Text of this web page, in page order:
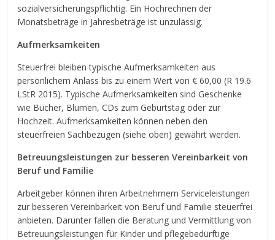
sozialversicherungspflichtig. Ein Hochrechnen der
Monatsbeträge in Jahresbeträge ist unzulässig.
Aufmerksamkeiten
Steuerfrei bleiben typische Aufmerksamkeiten aus
persönlichem Anlass bis zu einem Wert von € 60,00 (R 19.6
LStR 2015). Typische Aufmerksamkeiten sind Geschenke
wie Bücher, Blumen, CDs zum Geburtstag oder zur
Hochzeit. Aufmerksamkeiten können neben den
steuerfreien Sachbezügen (siehe oben) gewährt werden.
Betreuungsleistungen zur besseren Vereinbarkeit von
Beruf und Familie
Arbeitgeber können ihren Arbeitnehmern Serviceleistungen
zur besseren Vereinbarkeit von Beruf und Familie steuerfrei
anbieten. Darunter fallen die Beratung und Vermittlung von
Betreuungsleistungen für Kinder und pflegebedürftige